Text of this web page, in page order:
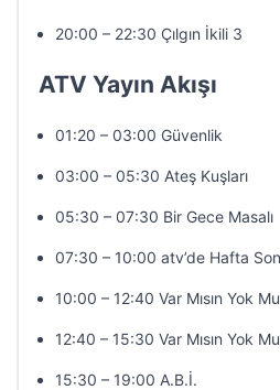
20:00 – 22:30 Çılgın İkili 3
ATV Yayın Akışı
01:20 – 03:00 Güvenlik
03:00 – 05:30 Ateş Kuşları
05:30 – 07:30 Bir Gece Masalı
07:30 – 10:00 atv’de Hafta
10:00 – 12:40 Var Mısın Yok
12:40 – 15:30 Var Mısın Yok
15:30 – 19:00 A.B.İ.